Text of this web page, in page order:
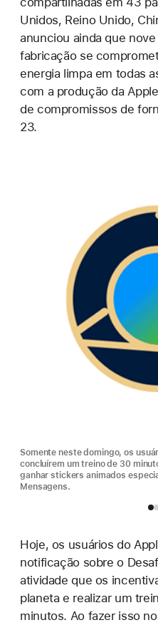
Unidos, Reino Unido,
anunciou ainda que
fabricação se
energia limpa em todas
com a produção da
de compromissos de
23.
Somente neste domingo, os
concluírem um treino de 30
ganhar stickers animados
Mensagens.
Hoje, os usuários do
notificação sobre o
atividade que os
planeta e realizar um
minutos. Ao fazer isso